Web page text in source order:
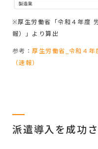
※厚生労働省「令和４年度
報）」より算出
参考：厚生労働省_令和４年
（速報）
派遣導入を成功